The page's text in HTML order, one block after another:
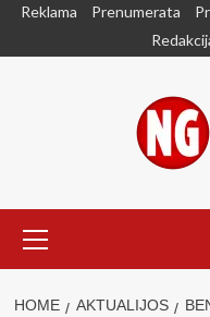
SkipReklama Prenumerata
Menu
HOME AKTUALIJOS